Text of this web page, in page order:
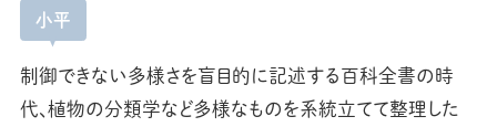
小平
制御できない多様さを盲目的に記述する百科全書の時
代、植物の分類学など多様なものを系統立てて整理した